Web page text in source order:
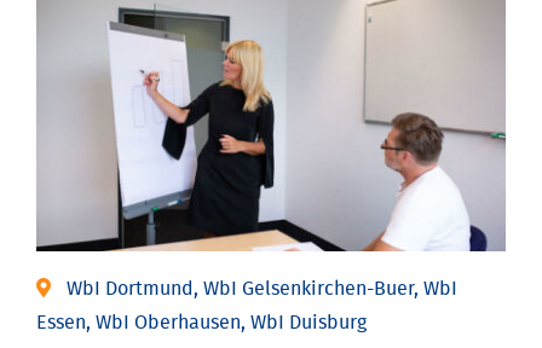
WbI Dortmund, WbI Gelsenkirchen-Buer, WbI
Essen, WbI Oberhausen, WbI Duisburg